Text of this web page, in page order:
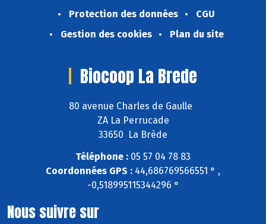
Protection des données
CGU
Gestion des cookies
Plan du site
Biocoop La Brede
80 avenue Charles de Gaulle
ZA La Perrucade
33650 La Brède
Téléphone : 05 57 04 78 83
Coordonnées GPS : 44,686769566551 ° ,
-0,518995115344296 °
Nous suivre sur